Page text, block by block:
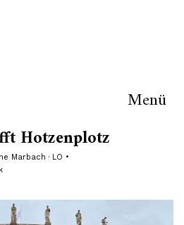
Menü
Hotzenplotz
Marbach · LO